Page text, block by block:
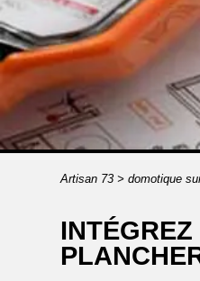
Artisan 73> domotique